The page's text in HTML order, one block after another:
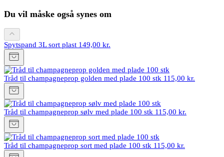
Du vil måske også synes om
Spytspand 3L sort plast 149,00 kr.
Tråd til champagneprop golden med plade 100 stk 115,00 kr.
Tråd til champagneprop sølv med plade 100 stk 115,00 kr.
Tråd til champagneprop sort med plade 100 stk 115,00 kr.